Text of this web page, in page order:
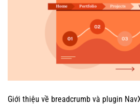
Giới thiệu về breadcrumb và plugin